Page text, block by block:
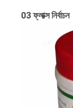
03 ফ্লাক্স নির্বাচন